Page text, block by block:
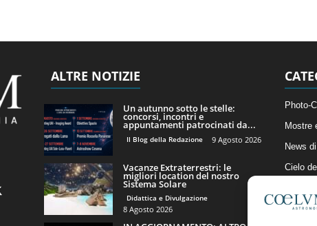
ALTRE NOTIZIE
Un autunno sotto le stelle:
concorsi, incontri e
appuntamenti patrocinati da...
Il Blog della Redazione 9 Agosto 2026
Vacanze Extraterrestri: le
migliori location del nostro
Sistema Solare
Didattica e Divulgazione
8 Agosto 2026
Photo-
Mostre
News
Cielo
Articoli